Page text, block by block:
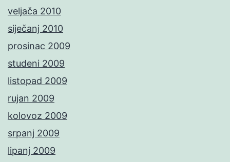
veljača 2010
siječanj 2010
prosinac 2009
studeni 2009
listopad 2009
rujan 2009
kolovoz 2009
srpanj 2009
lipanj 2009